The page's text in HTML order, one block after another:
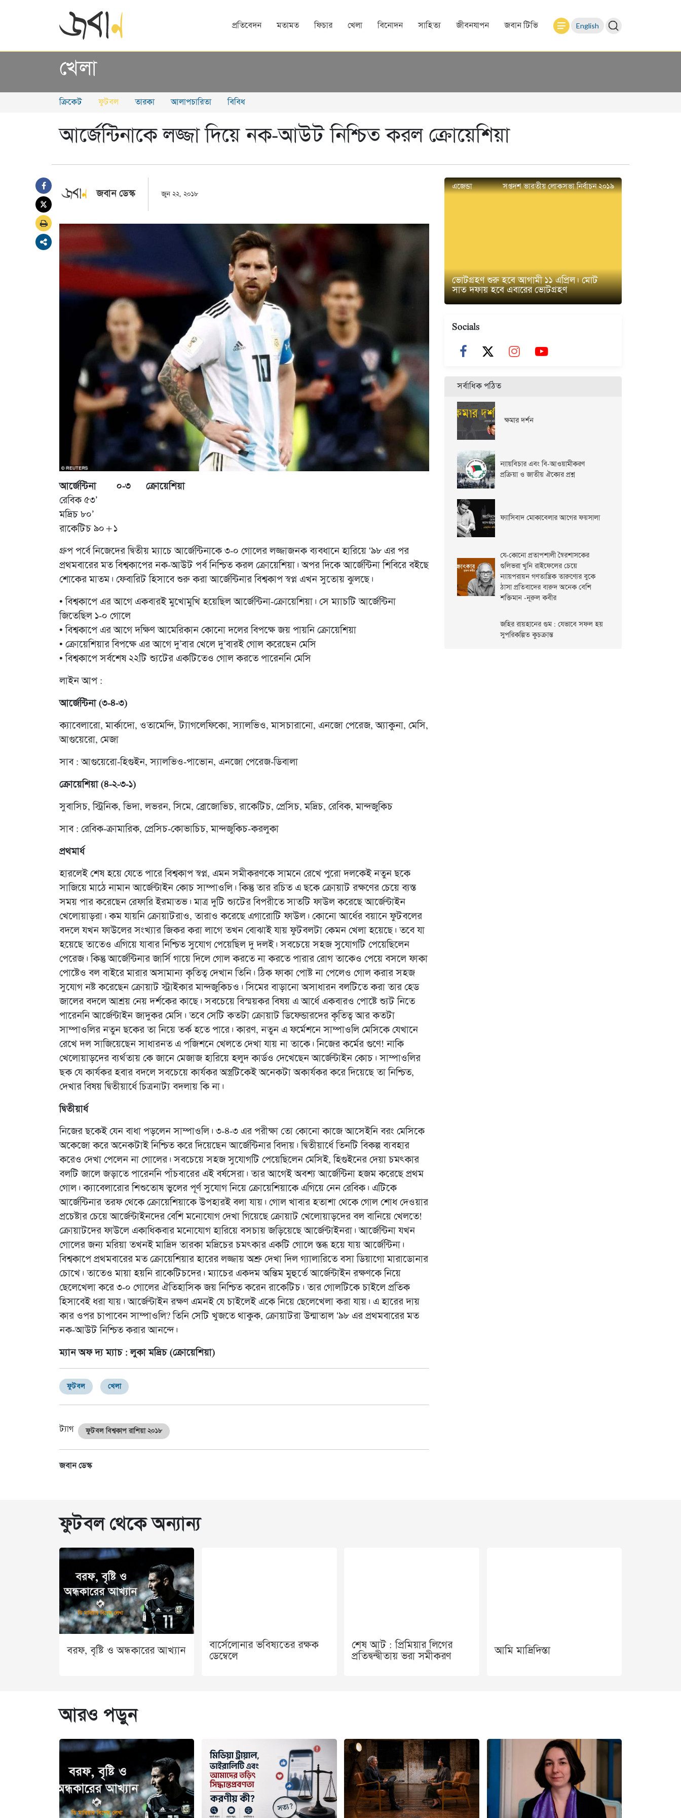
প্রতিবেদন মতামত ফিচার খেলা বিনোদন সাহিত্য জীবনযাপন জবান টিভি English
খেলা
ক্রিকেট ফুটবল তারকা আলাপচারিতা বিবিধ
আর্জেন্টিনাকে লজ্জা দিয়ে নক-আউট নিশ্চিত করল ক্রোয়েশিয়া
জবান ডেস্ক জুন ২২, ২০১৮
আর্জেন্টিনা ০-৩ ক্রোয়েশিয়া
রেবিক ৫৩’
মদ্রিচ ৮০’
রাকেটিচ ৯০+১
গ্রুপ পর্বে নিজেদের দ্বিতীয় ম্যাচে আর্জেন্টিনাকে ৩-০ গোলের লজ্জাজনক ব্যবধানে হারিয়ে ‘৯৮ এর পর
প্রথমবারের মত বিশ্বকাপের নক-আউট পর্ব নিশ্চিত করল ক্রোয়েশিয়া। অপর দিকে আর্জেন্টিনা শিবিরে বইছে
শোকের মাতম। ফেবারিট হিসাবে শুরু করা আর্জেন্টিনার বিশ্বকাপ স্বপ্ন এখন সুতোয় ঝুলছে।
• বিশ্বকাপে এর আগে একবারই মুখোমুখি হয়েছিল আর্জেন্টিনা-ক্রোয়েশিয়া। সে ম্যাচটি আর্জেন্টিনা
জিতেছিল ১-০ গোলে
• বিশ্বকাপে এর আগে দক্ষিণ আমেরিকান কোনো দলের বিপক্ষে জয় পায়নি ক্রোয়েশিয়া
• ক্রোয়েশিয়ার বিপক্ষে এর আগে দু’বার খেলে দু’বারই গোল করেছেন মেসি
• বিশ্বকাপে সর্বশেষ ২২টি শ্যুটের একটিতেও গোল করতে পারেননি মেসি
লাইন আপ :
আর্জেন্টিনা (৩-৪-৩)
ক্যাবেলারো, মার্কাদো, ওতামেন্দি, ট্যাগলেফিকো, স্যালভিও, মাসচারানো, এনজো পেরেজ, অ্যাকুনা, মেসি,
আগুয়েরো, মেজা
সাব : আগুয়েরো-হিগুইন, স্যালভিও-পাভোন, এনজো পেরেজ-ডিবালা
ক্রোয়েশিয়া (৪-২-৩-১)
সুবাসিচ, স্ট্রিনিক, ভিদা, লভরন, সিমে, ব্রোজোভিচ, রাকেটিচ, প্রেসিচ, মদ্রিচ, রেবিক, মান্দজুকিচ
সাব : রেবিক-ক্রামারিক, প্রেসিচ-কোভাচিচ, মান্দজুকিচ-করলুকা
প্রথমার্ধ
হারলেই শেষ হয়ে যেতে পারে বিশ্বকাপ স্বপ্ন, এমন সমীকরণকে সামনে রেখে পুরো দলকেই নতুন ছকে
সাজিয়ে মাঠে নামান আর্জেন্টাইন কোচ সাম্পাওলি। কিন্তু তার রচিত এ ছকে ক্রোয়াট রক্ষণের চেয়ে ব্যস্ত
সময় পার করেছেন রেফারি ইরমাতভ। মাত্র দুটি শ্যুটের বিপরীতে সাতটি ফাউল করেছে আর্জেন্টাইন
খেলোয়াড়রা। কম যায়নি ক্রোয়াটরাও, তারাও করেছে এগারোটি ফাউল। কোনো আর্ধের বয়ানে ফুটবলের
বদলে যখন ফাউলের সংখ্যার জিকর করা লাগে তখন বোঝাই যায় ফুটবলটা কেমন খেলা হয়েছে। তবে যা
হয়েছে তাতেও এগিয়ে যাবার নিশ্চিত সুযোগ পেয়েছিল দু দলই। সবচেয়ে সহজ সুযোগটি পেয়েছিলেন
পেরেজ। কিন্তু আর্জেন্টিনার জার্সি গায়ে দিলে গোল করতে না করতে পারার রোগ তাকেও পেয়ে বসলে ফাকা
পোষ্টেও বল বাইরে মারার অসামান্য কৃতিত্ব দেখান তিনি। ঠিক ফাকা পোষ্ট না পেলেও গোল করার সহজ
সুযোগ নষ্ট করেছেন ক্রোয়াট স্ট্রাইকার মান্দজুকিচও। সিমের বাড়ানো অসাধারন বলটিতে করা তার হেড
জালের বদলে আশ্রয় নেয় দর্শকের কাছে। সবচেয়ে বিস্ময়কর বিষয় এ আর্ধে একবারও পোষ্টে শ্যুট নিতে
পারেননি আর্জেন্টাইন জাদুকর মেসি। তবে সেটি কতটা ক্রোয়াট ডিফেন্ডারদের কৃতিত্ব আর কতটা
সাম্পাওলির নতুন ছকের তা নিয়ে তর্ক হতে পারে। কারণ, নতুন এ ফর্মেশনে সাম্পাওলি মেসিকে যেখানে
রেখে দল সাজিয়েছেন সাধারনত এ পজিশনে খেলতে দেখা যায় না তাকে। নিজের কর্মের গুণে! নাকি
খেলোয়াড়দের ব্যর্থতায় কে জানে মেজাজ হারিয়ে হলুদ কার্ডও দেখেছেন আর্জেন্টাইন কোচ। সাম্পাওলির
ছক যে কার্যকর হবার বদলে সবচেয়ে কার্যকর অস্ত্রটিকেই অনেকটা অকার্যকর করে দিয়েছে তা নিশ্চিত,
দেখার বিষয় দ্বিতীয়ার্ধে চিত্রনাট্য বদলায় কি না।
দ্বিতীয়ার্ধ
নিজের ছকেই যেন বাধা পড়লেন সাম্পাওলি। ৩-৪-৩ এর পরীক্ষা তো কোনো কাজে আসেইনি বরং মেসিকে
অকেজো করে অনেকটাই নিশ্চিত করে দিয়েছেন আর্জেন্টিনার বিদায়। দ্বিতীয়ার্ধে তিনটি বিকল্প ব্যবহার
করেও দেখা পেলেন না গোলের। সবচেয়ে সহজ সুযোগটি পেয়েছিলেন মেসিই, হিগুইনের দেয়া চমৎকার
বলটি জালে জড়াতে পারেননি পাঁচবারের এই বর্ষসেরা। তার আগেই অবশ্য আর্জেন্টিনা হজম করেছে প্রথম
গোল। ক্যাবেলারোর শিশুতোষ ভুলের পূর্ণ সুযোগ নিয়ে ক্রোয়েশিয়াকে এগিয়ে নেন রেবিক। এটিকে
আর্জেন্টিনার তরফ থেকে ক্রোয়েশিয়াকে উপহারই বলা যায়। গোল খাবার হতাশা থেকে গোল শোধ দেওয়ার
প্রচেষ্টার চেয়ে আর্জেন্টাইনদের বেশি মনোযোগ দেখা গিয়েছে ক্রোয়াট খেলোয়াড়দের বল বানিয়ে খেলতে!
ক্রোয়াটদের ফাউলে একাধিকবার মনোযোগ হারিয়ে বসচায় জড়িয়েছে আর্জেন্টাইনরা। আর্জেন্টিনা যখন
গোলের জন্য মরিয়া তখনই মাদ্রিদ তারকা মদ্রিচের চমৎকার একটি গোলে স্তব্ধ হয়ে যায় আর্জেন্টিনা।
বিশ্বকাপে প্রথমবারের মত ক্রোয়েশিয়ার হারের লজ্জায় অশ্রু দেখা দিল গ্যালারিতে বসা ডিয়াগো মারাডোনার
চোখে। তাতেও মায়া হয়নি রাকেটিচদের। ম্যাচের একদম অন্তিম মুহুর্তে আর্জেন্টাইন রক্ষণকে নিয়ে
ছেলেখেলা করে ৩-০ গোলের ঐতিহাসিক জয় নিশ্চিত করেন রাকেটিচ। তার গোলটিকে চাইলে প্রতিক
হিসাবেই ধরা যায়। আর্জেন্টাইন রক্ষণ এমনই যে চাইলেই একে নিয়ে ছেলেখেলা করা যায়। এ হারের দায়
কার ওপর চাপাবেন সাম্পাওলি? তিনি সেটি খুজতে থাকুক, ক্রোয়াটরা উন্মাতাল ‘৯৮ এর প্রথমবারের মত
নক-আউট নিশ্চিত করার আনন্দে।
ম্যান অফ দ্য ম্যাচ : লুকা মদ্রিচ (ক্রোয়েশিয়া)
ফুটবল খেলা
ট্যাগ ফুটবল বিশ্বকাপ রাশিয়া ২০১৮
জবান ডেস্ক
এজেন্ডা সপ্তদশ ভারতীয় লোকসভা নির্বাচন ২০১৯
ভোটগ্রহণ শুরু হবে আগামী ১১ এপ্রিল। মোট
সাত দফায় হবে এবারের ভোটগ্রহণ
Socials
সর্বাধিক পঠিত
ক্ষমার দর্শন
ন্যায়বিচার এবং বি-আওয়ামীকরণ
প্রক্রিয়া ও জাতীয় ঐক্যের প্রশ্ন
ফ্যাসিবাদ মোকাবেলার আগের ফয়সালা
যে-কোনো প্রতাপশালী স্বৈরশাসকের
গুলিভরা খুনি রাইফেলের চেয়ে
ন্যায়পরায়ন গণতান্ত্রিক তারুণ্যের বুকে
ঠাসা প্রতিবাদের বারুদ অনেক বেশি
শক্তিমান -নূরুল কবীর
জহির রায়হানের গুম : যেভাবে সফল হয়
সুপরিকল্পিত কুচক্রান্ত
ফুটবল থেকে অন্যান্য
বরফ, বৃষ্টি ও অন্ধকারের আখ্যান
বার্সেলোনার ভবিষ্যতের রক্ষক
ডেম্বেলে
শেষ আট : প্রিমিয়ার লিগের
প্রতিদ্বন্দ্বীতায় ভরা সমীকরণ
আমি মাদ্রিদিস্তা
আরও পড়ুন